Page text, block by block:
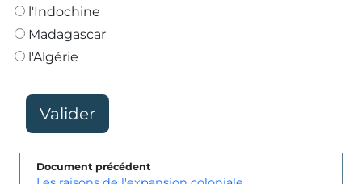
l'Indochine
Madagascar
l'Algérie
Document précédent